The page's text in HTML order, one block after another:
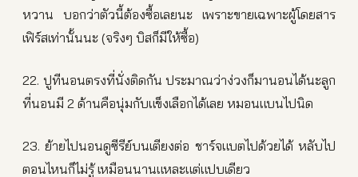
หวาน บอกว่าตัวนี้ต้องซื้อเลยนะ เพราะขายเฉพาะผู้โดยสาร
เฟิร์สเท่านั้นนะ (จริงๆ บิสก็มีให้ซื้อ)
22. ปูทีนอนตรงที่นั่งติดกัน ประมาณว่าง่วงก็มานอนได้นะลูก
ที่นอนมี 2 ด้านคือนุ่มกับแข็งเลือกได้เลย หมอนแบนไปนิด
23. ย้ายไปนอนดูซีรีย์บนเตียงต่อ ชาร์จแบตไปด้วยได้ หลับไป
ตอนไหนก็ไม่รู้ เหมือนนานแหละแต่แปบเดียว